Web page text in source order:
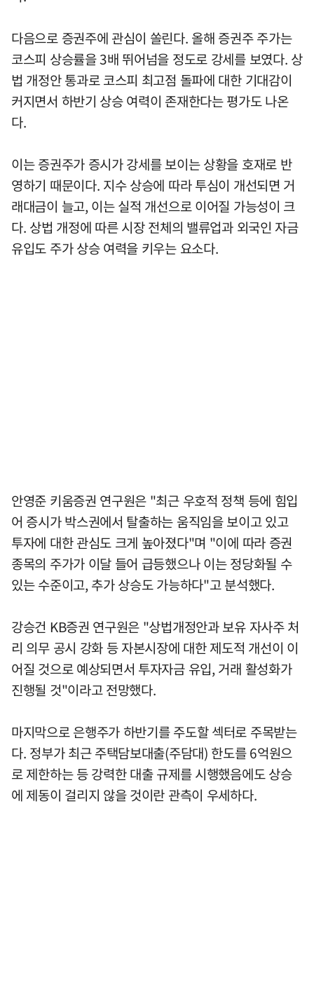
다음으로 증권주에 관심이 쏠린다. 올해 증권주 주가는
코스피 상승률을 3배 뛰어넘을 정도로 강세를 보였다. 상
법 개정안 통과로 코스피 최고점 돌파에 대한 기대감이
커지면서 하반기 상승 여력이 존재한다는 평가도 나온
다.
이는 증권주가 증시가 강세를 보이는 상황을 호재로 반
영하기 때문이다. 지수 상승에 따라 투심이 개선되면 거
래대금이 늘고, 이는 실적 개선으로 이어질 가능성이 크
다. 상법 개정에 따른 시장 전체의 밸류업과 외국인 자금
유입도 주가 상승 여력을 키우는 요소다.
안영준 키움증권 연구원은 "최근 우호적 정책 등에 힘입
어 증시가 박스권에서 탈출하는 움직임을 보이고 있고
투자에 대한 관심도 크게 높아졌다"며 "이에 따라 증권
종목의 주가가 이달 들어 급등했으나 이는 정당화될 수
있는 수준이고, 추가 상승도 가능하다"고 분석했다.
강승건 KB증권 연구원은 "상법개정안과 보유 자사주 처
리 의무 공시 강화 등 자본시장에 대한 제도적 개선이 이
어질 것으로 예상되면서 투자자금 유입, 거래 활성화가
진행될 것"이라고 전망했다.
마지막으로 은행주가 하반기를 주도할 섹터로 주목받는
다. 정부가 최근 주택담보대출(주담대) 한도를 6억원으
로 제한하는 등 강력한 대출 규제를 시행했음에도 상승
에 제동이 걸리지 않을 것이란 관측이 우세하다.